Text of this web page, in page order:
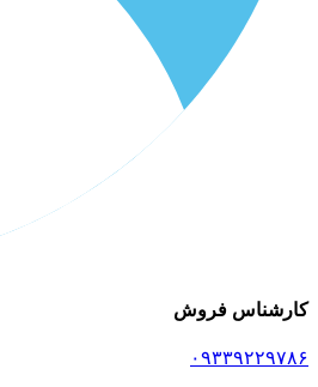
کارشناس فروش
۰۹۳۳۹۲۲۹۷۸۶